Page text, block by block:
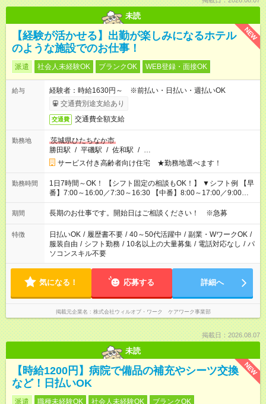
未読
NEW
【経験が活かせる】出勤が楽しみになるホテル
のような施設でのお仕事！
派遣 社会人未経験OK ブランクOK WEB登録・面接OK
給与
経験者：時給1630円～ ※前払い・日払い・週払いOK
交通費別途支給あり
交通費 交通費全額支給
勤務地
茨城県ひたちなか市
勝田駅 / 平磯駅 / 佐和駅 / …
サービス付き高齢者向け住宅 ★勤務地選べます！
勤務時間
1日7時間～OK！ 【シフト固定の相談もOK！】 ▼シフト例 【早
番】7:00～16:00／7:30～16:30 【中番】8:00～17:00／9:00～
18:00 【遅番】11:00～20:00／13:00～22:00
期間 長期のお仕事です。開始日はご相談ください！ ※急募
特徴 日払いOK / 履歴書不要 / 40～50代活躍中 / 副業・WワークOK /
服装自由 / シフト勤務 / 10名以上の大量募集 / 電話対応なし / パ
ソコンスキル不要
気になる！ 応募する 詳細へ
掲載元企業名 株式会社ウィルオブ・ワーク ケアワーク事業部
掲載日：2026.08.07
未読
NEW
【時給1200円】病院で備品の補充やシーツ交換
など！日払いOK
派遣 職種未経験OK 社会人未経験OK
ブランクOK